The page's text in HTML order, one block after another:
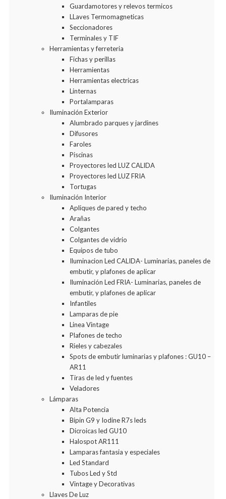
Guardamotores y relevos termicos
LLaves Termomagneticas
Seccionadores
Terminales y TIF
Herramientas y ferreteria
Fichas y perillas
Herramientas
Herramientas electricas
Linternas
Portalamparas
Iluminación Exterior
Alumbrado parques y jardines
Difusores
Faroles
Piscinas
Proyectores led LUZ CALIDA
Proyectores led LUZ FRIA
Tortugas
Iluminación Interior
Apliques de pared y techo
Arañas
Colgantes
Colgantes de vidrio
Equipos de tubo
Iluminacion Led CALIDA- Luminarias, paneles de
embutir, y plafones de aplicar
Iluminación Led FRIA- Luminarias, paneles de
embutir, y plafones de aplicar
Infantiles
Lamparas de pie
Linea Vintage
Plafones de techo
Rieles y cabezales
Spots de embutir luminarias y plafones : GU10 –
AR11
Tiras de led y fuentes
Veladores
Lámparas
Alta Potencia
Bipin G9 y Iodine R7s leds
Dicroicas led GU10
Halospot AR111
Lamparas fantasia y especiales
Led Standard
Tubos Led y Std
Vintage y Decorativas
Llaves De Luz